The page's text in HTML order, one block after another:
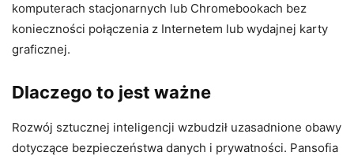
komputerach stacjonarnych lub Chromebookach bez
konieczności połączenia z Internetem lub wydajnej karty
graficznej.
Dlaczego to jest ważne
Rozwój sztucznej inteligencji wzbudził uzasadnione obawy
dotyczące bezpieczeństwa danych i prywatności. Pansofia